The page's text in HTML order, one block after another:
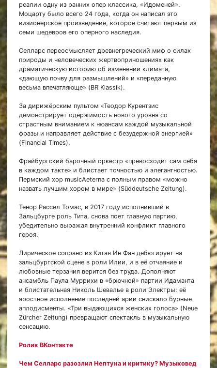
реалии одну из ранних опер классика, «Идоменей».
Моцарту было всего 24 года, когда он написал это
визионерское произведение, которое считают первым из
семи шедевров его оперного наследия.
Селларс переосмысляет древнегреческий миф о силах
природы и человеческих жертвоприношениях как
драматическую историю об изменении климата,
«дающую почву для размышлений» и «переданную
весьма впечатляюще» (BR Klassik).
За дирижёрским пультом «Теодор Курентзис
демонстрирует одержимость нового уровня со
страстным вниманием к нюансам каждой музыкальной
фразы и направляет действие с безудержной энергией»
(Financial Times).
Фрайбургский барочный оркестр «превосходит сам себя
в каждом такте» и блистает точностью и элегантностью.
Пермский хор musicAeterna с полным правом «можно
назвать лучшим хором в мире» (Süddeutsche Zeitung).
Тенор Рассел Томас, в 2017 году исполнивший в
Зальцбурге роль Тита, снова поет главную партию,
убедительно выражая внутренний конфликт главного
героя.
Лирическое сопрано из Китая Ин Фан дебютирует на
зальцбургской сцене в роли Илии, и в её отчаяние и
любовные терзания верится без труда. Дополняют
ансамбль Паула Муррихи в «брючной» партии Идаманта
и блистательная Николь Шевалье в роли Электры: её
яростное исполнение последней арии снискало бурные
аплодисменты. «Три выдающихся женских голоса» (Neue
Zürcher Zeitung) превращают спектакль в музыкальную
сенсацию.
Ролик ВКонтакте
Чем Селларс разозлил Нептуна и критику? Музыковед